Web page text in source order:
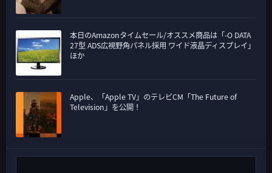
本日のAmazonタイムセール/オススメ商品は「-O DATA
27型 ADS広視野角パネル採用 ワイド液晶ディスプレイ」
ほか
Apple、「Apple TV」のテレビCM「The Future of
Television」を公開！